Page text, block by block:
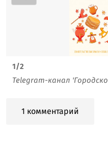
1/2
Telegram-канал
1 комментарий